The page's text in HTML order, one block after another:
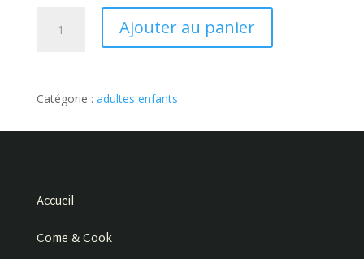
ENFANT
–
Ajouter au panier
Catégorie : adultes enfants
Accueil
Come & Cook